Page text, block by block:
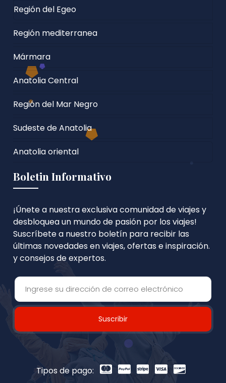
Región del Egeo
Región mediterranea
Mármara
Anatolia Central
Región del Mar Negro
Sudeste de Anatolia
Anatolia oriental
Boletin Informativo
¡Únete a nuestra exclusiva comunidad de viajes y
desbloquea un mundo de pasión por los viajes!
Suscríbete a nuestro boletín para recibir las
últimas novedades en viajes, ofertas e inspiración.
y consejos de expertos.
Suscribir
Tipos de pago: